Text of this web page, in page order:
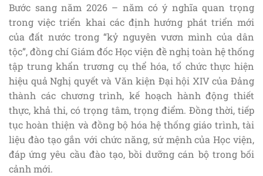
Bước sang năm 2026 – năm có ý nghĩa quan trọng
trong việc triển khai các định hướng phát triển mới
của đất nước trong “kỷ nguyên vươn mình của dân
tộc”, đồng chí Giám đốc Học viện đề nghị toàn hệ thống
tập trung khẩn trương cụ thể hóa, tổ chức thực hiện
hiệu quả Nghị quyết và Văn kiện Đại hội XIV của Đảng
thành các chương trình, kế hoạch hành động thiết
thực, khả thi, có trọng tâm, trọng điểm. Đồng thời, tiếp
tục hoàn thiện và đồng bộ hóa hệ thống giáo trình, tài
liệu đào tạo gắn với chức năng, sứ mệnh của Học viện,
đáp ứng yêu cầu đào tạo, bồi dưỡng cán bộ trong bối
cảnh mới.